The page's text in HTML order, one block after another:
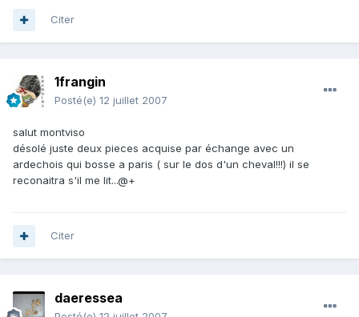
Citer
1frangin
Posté(e) 12 juillet 2007
salut montviso
désolé juste deux pieces acquise par échange avec un
ardechois qui bosse a paris ( sur le dos d'un cheval!!!) il se
reconaitra s'il me lit...@+
Citer
daeressea